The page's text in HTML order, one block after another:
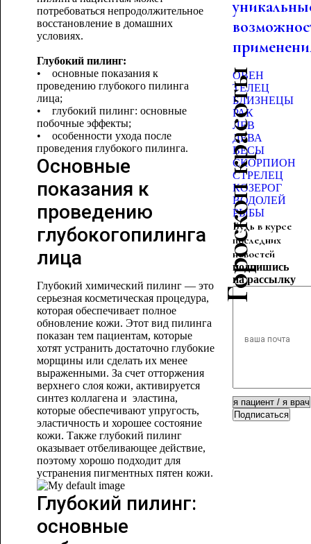
потребоваться непродолжительное
восстановление в домашних
условиях.
Глубокий пилинг:
• основные показания к
проведению глубокого пилинга
лица;
• глубокий пилинг: основные
побочные эффекты;
• особенности ухода после
проведения глубокого пилинга.
Основные
показания к
проведению
глубокогопилинга
лица
Глубокий химический пилинг — это
серьезная косметическая процедура,
которая обеспечивает полное
обновление кожи. Этот вид пилинга
показан тем пациентам, которые
хотят устранить достаточно глубокие
морщины или сделать их менее
выраженными. За счет отторжения
верхнего слоя кожи, активируется
синтез коллагена и эластина,
которые обеспечивают упругость,
эластичность и хорошее состояние
кожи. Также глубокий пилинг
оказывает отбеливающее действие,
поэтому хорошо подходит для
устранения пигментных пятен кожи.
Глубокий пилинг:
основные
Гороскоп красоты
ОВЕН
ТЕЛЕЦ
БЛИЗНЕЦЫ
РАК
ЛЕВ
ДЕВА
ВЕСЫ
СКОРПИОН
СТРЕЛЕЦ
КОЗЕРОГ
ВОДОЛЕЙ
РЫБЫ
Будь в курсе
последних
новостей
подпишись
на рассылку
Подписаться